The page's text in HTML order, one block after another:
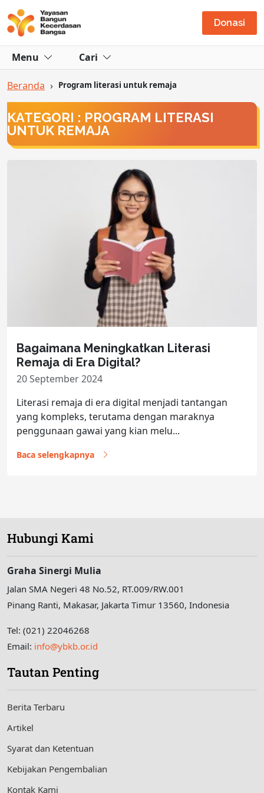
Donasi
Menu Cari
Beranda › Program literasi untuk remaja
KATEGORI : PROGRAM LITERASI
UNTUK REMAJA
Bagaimana Meningkatkan Literasi
Remaja di Era Digital?
20 September 2024
Literasi remaja di era digital menjadi tantangan
yang kompleks, terutama dengan maraknya
penggunaan gawai yang kian melu...
Baca selengkapnya
Hubungi Kami
Graha Sinergi Mulia
Jalan SMA Negeri 48 No.52, RT.009/RW.001
Pinang Ranti, Makasar, Jakarta Timur 13560, Indonesia
Tel: (021) 22046268
Email: info@ybkb.or.id
Tautan Penting
Berita Terbaru
Artikel
Syarat dan Ketentuan
Kebijakan Pengembalian
Kontak Kami